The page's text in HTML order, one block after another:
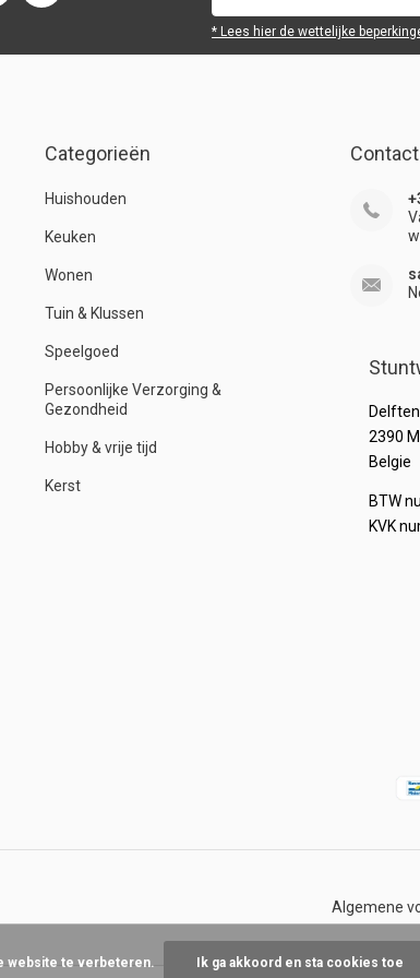
* Lees hier de wettelijke
Categorieën
Huishouden
Keuken
Wonen
Tuin & Klussen
Speelgoed
Persoonlijke Verzorging &
Gezondheid
Hobby & vrije tijd
Kerst
Contact
2390
Belgie
BTW
KVK
Algemene
website te verbeteren. Ik ga akkoord en sta cookies toe